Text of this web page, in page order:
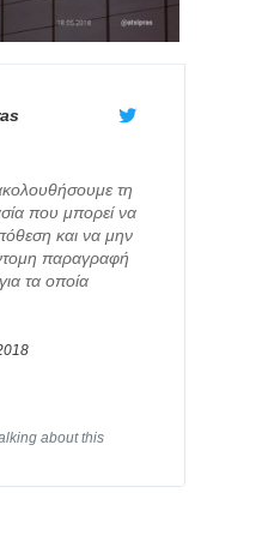
τη
που μπορεί να
και να μην
παραγραφή
τα οποία
about this